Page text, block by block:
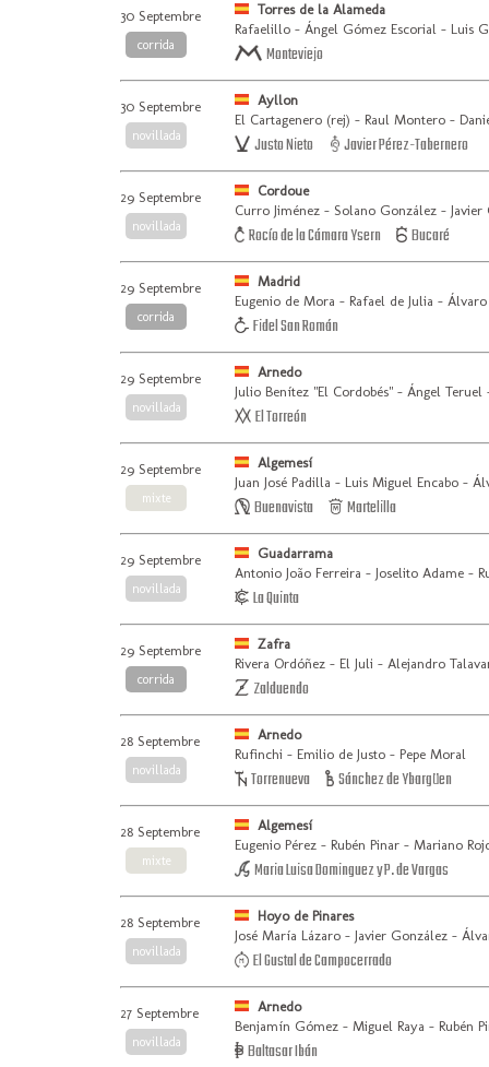
30 Septembre
corrida
Torres de la Alameda
Rafaelillo - Ángel Gómez Escorial - Luis
Monteviejo
30 Septembre
novillada
Ayllon
El Cartagenero (rej) - Raul Montero -
Justo Nieto Javier Pérez-Tabernero
29 Septembre
novillada
Cordoue
Curro Jiménez - Solano González - Javier
Rocío de la Cámara Ysern Bucaré
29 Septembre
corrida
Madrid
Eugenio de Mora - Rafael de Julia - Álvaro
Fidel San Román
29 Septembre
novillada
Arnedo
Julio Benítez "El Cordobés" - Ángel
El Torreón
29 Septembre
mixte
Algemesí
Juan José Padilla - Luis Miguel Encabo -
Buenavista Martelilla
29 Septembre
novillada
Guadarrama
Antonio João Ferreira - Joselito Adame -
La Quinta
29 Septembre
corrida
Zafra
Rivera Ordóñez - El Juli - Alejandro
Zalduendo
28 Septembre
novillada
Arnedo
Rufinchi - Emilio de Justo - Pepe Moral
Torrenueva Sánchez de Ybargüen
28 Septembre
mixte
Algemesí
Eugenio Pérez - Rubén Pinar - Mariano
Maria Luisa Dominguez y P. de Vargas
28 Septembre
novillada
Hoyo de Pinares
José María Lázaro - Javier González -
El Gustal de Campocerrado
27 Septembre
novillada
Arnedo
Benjamín Gómez - Miguel Raya - Rubén
Baltasar Ibán